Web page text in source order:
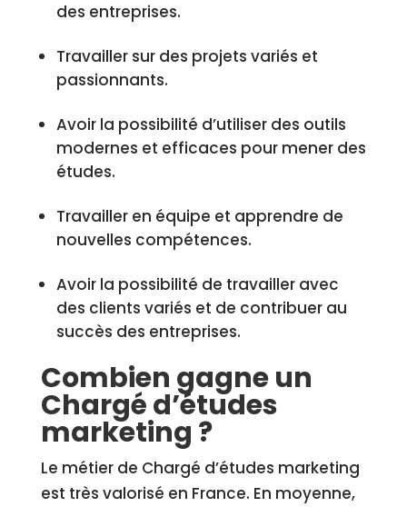
des entreprises.
Travailler sur des projets variés et
passionnants.
Avoir la possibilité d’utiliser des outils
modernes et efficaces pour mener des
études.
Travailler en équipe et apprendre de
nouvelles compétences.
Avoir la possibilité de travailler avec
des clients variés et de contribuer au
succès des entreprises.
Combien gagne un
Chargé d’études
marketing ?
Le métier de Chargé d’études marketing
est très valorisé en France. En moyenne,